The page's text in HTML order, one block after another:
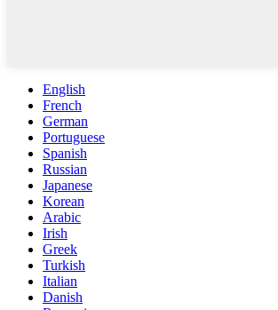
English
French
German
Portuguese
Spanish
Russian
Japanese
Korean
Arabic
Irish
Greek
Turkish
Italian
Danish